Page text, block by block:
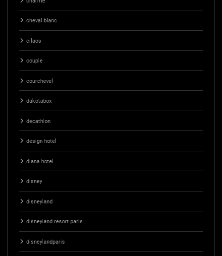
cheval blanc
cilaos
couple
courchevel
dakotabox
decathlon
design hotel
diana hotel
disney
disneyland
disneyland resort paris
disneylandparis